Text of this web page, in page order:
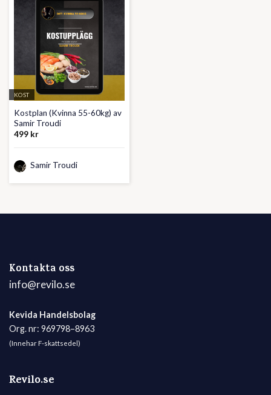
KOST
Kostplan (Kvinna 55-60kg) av
Samir Troudi
499 kr
Samir Troudi
Kontakta oss
info@revilo.se
Kevida Handelsbolag
Org. nr: 969798–8963
(Innehar F-skattsedel)
Revilo.se